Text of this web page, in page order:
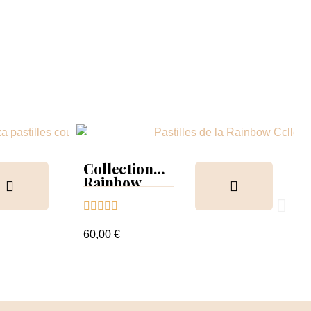
Collection
Rainbow
nuancier
    
60,00 €